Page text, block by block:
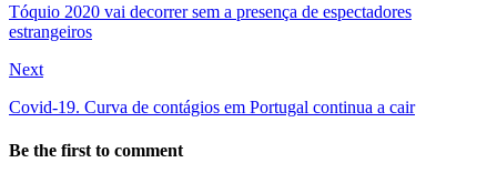
Tóquio 2020 vai decorrer sem a presença de espectadores
estrangeiros
Next
Covid-19. Curva de contágios em Portugal continua a cair
Be the first to comment